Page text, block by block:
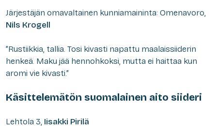
Järjestäjän omavaltainen kunniamaininta: Omenavoro,
Nils Krogell
”Rustiikkia, tallia. Tosi kivasti napattu maalaissiiderin
henkeä. Maku jää hennohkoksi, mutta ei haittaa kun
aromi vie kivasti.”
Käsittelemätön suomalainen aito siideri
Lehtola 3, Iisakki Pirilä